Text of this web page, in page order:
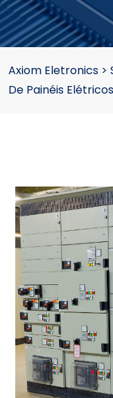
Axiom Eletronics >
De Painéis